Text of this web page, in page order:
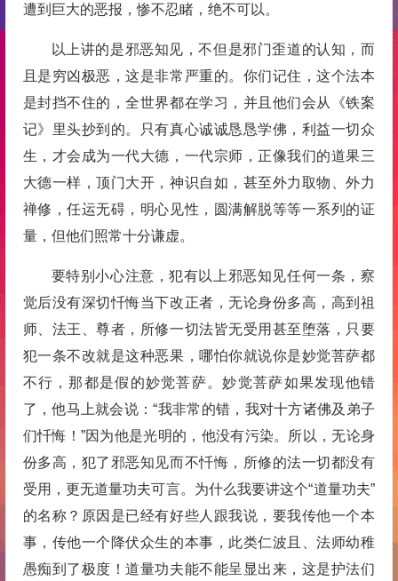
遭到巨大的恶报，惨不忍睹，绝不可以。
以上讲的是邪恶知见，不但是邪门歪道的认知，而
且是穷凶极恶，这是非常严重的。你们记住，这个法本
是封挡不住的，全世界都在学习，并且他们会从《铁案
记》里头抄到的。只有真心诚诚恳恳学佛，利益一切众
生，才会成为一代大德，一代宗师，正像我们的道果三
大德一样，顶门大开，神识自如，甚至外力取物、外力
禅修，任运无碍，明心见性，圆满解脱等等一系列的证
量，但他们照常十分谦虚。
要特别小心注意，犯有以上邪恶知见任何一条，察
觉后没有深切忏悔当下改正者，无论身份多高，高到祖
师、法王、尊者，所修一切法皆无受用甚至堕落，只要
犯一条不改就是这种恶果，哪怕你就说你是妙觉菩萨都
不行，那都是假的妙觉菩萨。妙觉菩萨如果发现他错
了，他马上就会说：“我非常的错，我对十方诸佛及弟子
们忏悔！”因为他是光明的，他没有污染。所以，无论身
份多高，犯了邪恶知见而不忏悔，所修的法一切都没有
受用，更无道量功夫可言。为什么我要讲这个“道量功夫”
的名称？原因是已经有好些人跟我说，要我传他一个本
事，传他一个降伏众生的本事，此类仁波且、法师幼稚
愚痴到了极度！道量功夫能不能呈显出来，这是护法们